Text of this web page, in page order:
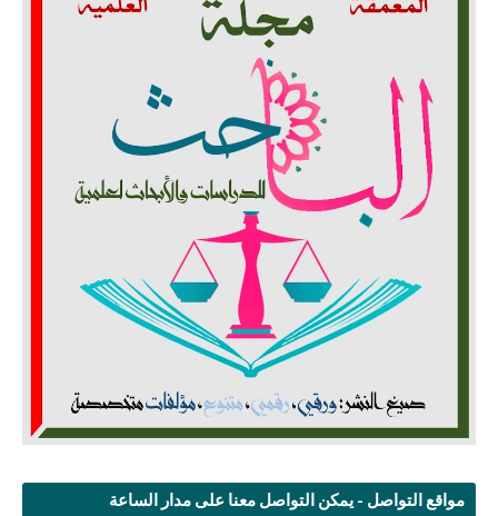
مواقع التواصل - يمكن التواصل معنا على مدار الساعة